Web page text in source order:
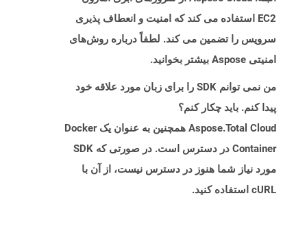
EC2 استفاده می کند که امنیت و انعطاف پذیری
سرویس را تضمین می کند. لطفاً درباره روش‌های
امنیتی Aspose بیشتر بخوانید.
من نمی توانم SDK را برای زبان مورد علاقه خود
پیدا کنم. باید چکار کنم؟
Aspose.Total Cloud همچنین به عنوان یک Docker
Container در دسترس است. در صورتی که SDK
مورد نیاز شما هنوز در دسترس نیست، از آن با
cURL استفاده کنید.